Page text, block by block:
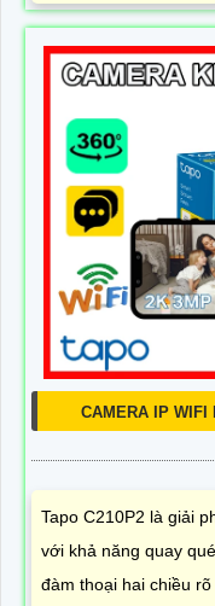
CAMERA IP WIFI
Tapo C210P2 là giải
với khả năng quay
đàm thoại hai chiều